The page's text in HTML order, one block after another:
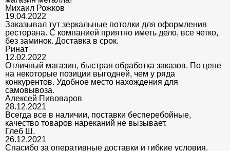
Михаил Рожков
19.04.2022
Заказывал тут зеркальные потолки для оформления
ресторана. С компанией приятно иметь дело, все четко,
без заминок. Доставка в срок.
Ринат
12.02.2022
Отличный магазин, быстрая обработка заказов. По цене
на некоторые позиции выгодней, чем у ряда
конкурентов. Удобное место нахождения для
самовывоза.
Алексей Пивоваров
28.12.2021
Всегда все в наличии, поставки бесперебойные,
качество товаров нареканий не вызывает.
Глеб Ш.
26.12.2021
Спасибо за оперативные доставки и гибкие условия.